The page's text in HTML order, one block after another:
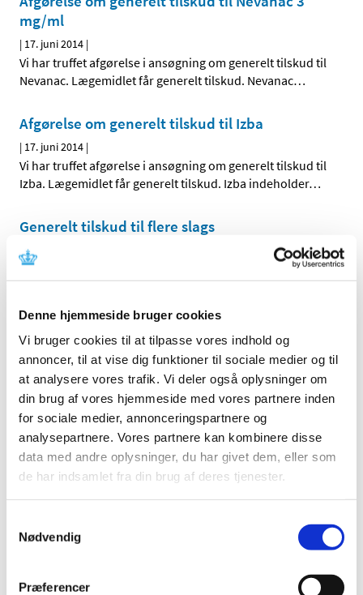
Denne hjemmeside bruger cookies
Vi bruger cookies til at tilpasse vores indhold og
annoncer, til at vise dig funktioner til sociale medier og til
at analysere vores trafik. Vi deler også oplysninger om
din brug af vores hjemmeside med vores partnere inden
for sociale medier, annonceringspartnere og
analysepartnere. Vores partnere kan kombinere disse
data med andre oplysninger, du har givet dem, eller som
de har indsamlet fra din brug af deres tjenester.
Nødvendig
Præferencer
mg/ml
| 17. juni 2014 |
Vi har truffet afgørelse i ansøgning om generelt tilskud til
Nevanac. Lægemidlet får generelt tilskud. Nevanac…
Afgørelse om generelt tilskud til Izba
| 17. juni 2014 |
Vi har truffet afgørelse i ansøgning om generelt tilskud til
Izba. Lægemidlet får generelt tilskud. Izba indeholder…
Generelt tilskud til flere slags
hjertekarmedicin
|12. juni 2014
Afgørelse om generelt tilskud til Anoro
6. juni 2014
Vi har truffet afgørelse i ansøgning om generelt tilskud til
Anoro. Lægemidlet får generelt tilskud.
Alle (514)
2025 (13)
2023 (18)